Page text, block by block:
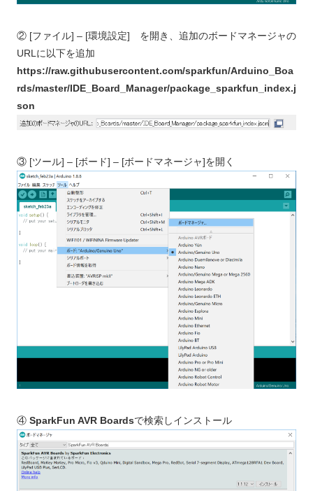
② [ファイル] – [環境設定] を開き、追加のボードマネージャの
URLに以下を追加
https://raw.githubusercontent.com/sparkfun/Arduino_Boa
rds/master/IDE_Board_Manager/package_sparkfun_index.j
son
③ [ツール] – [ボード] – [ボードマネージャ]を開く
④ SparkFun AVR Boardsで検索しインストール